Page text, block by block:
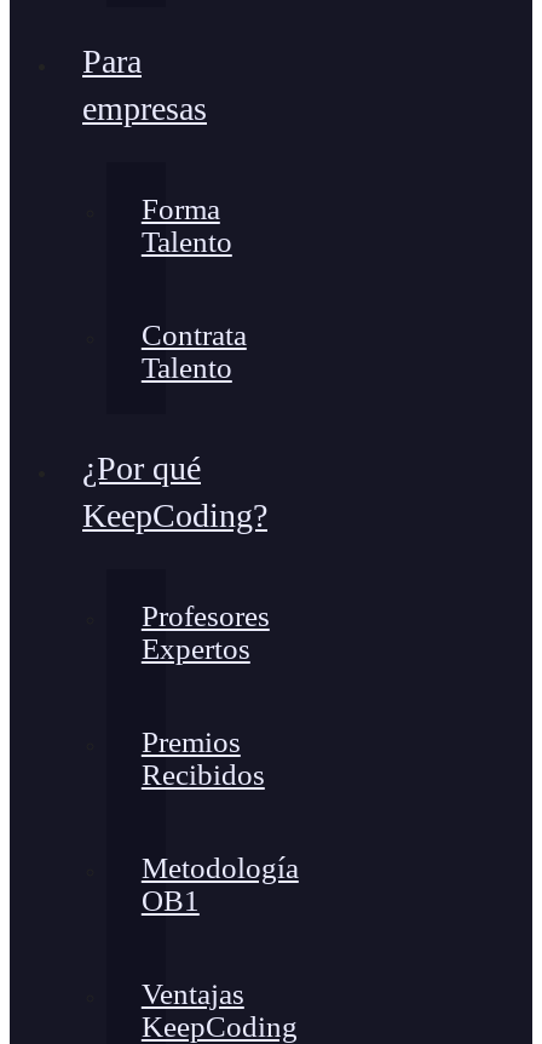
Para
empresas
Forma
Talento
Contrata
Talento
¿Por qué
KeepCoding?
Profesores
Expertos
Premios
Recibidos
Metodología
OB1
Ventajas
KeepCoding